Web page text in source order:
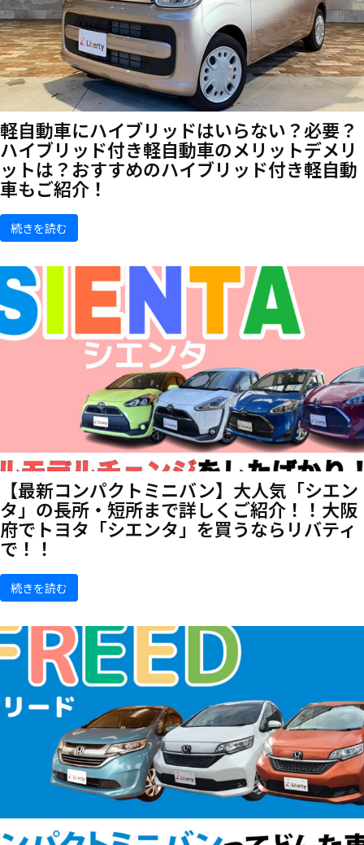
軽自動車にハイブリッドはいらない？必要？
ハイブリッド付き軽自動車のメリットデメリ
ットは？おすすめのハイブリッド付き軽自動
車もご紹介！
続きを読む
【最新コンパクトミニバン】大人気「シエン
タ」の長所・短所まで詳しくご紹介！！大阪
府でトヨタ「シエンタ」を買うならリバティ
で！！
続きを読む